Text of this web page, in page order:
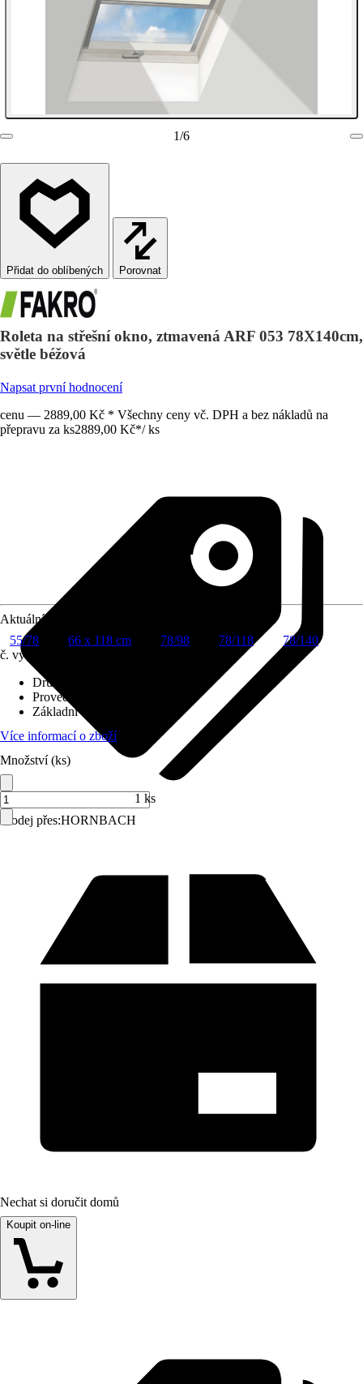
1/6
Porovnat
Roleta na střešní okno, ztmavená ARF 053 78X140cm,
světle béžová
Napsat první hodnocení
cenu — 2889,00 Kč * Všechny ceny vč. DPH a bez nákladů na
přepravu za ks2889,00 Kč*/ ks
Prodej přes:HORNBACH
Aktuální velikost okna
55/78
66 x 118 cm 78/98 78/118
78/140
č. výrobku
Druh výrobku
Provedení
Základní barva
Více informací o zboží
Množství (ks)
1 ks
Nechat si doručit domů
Koupit on-line